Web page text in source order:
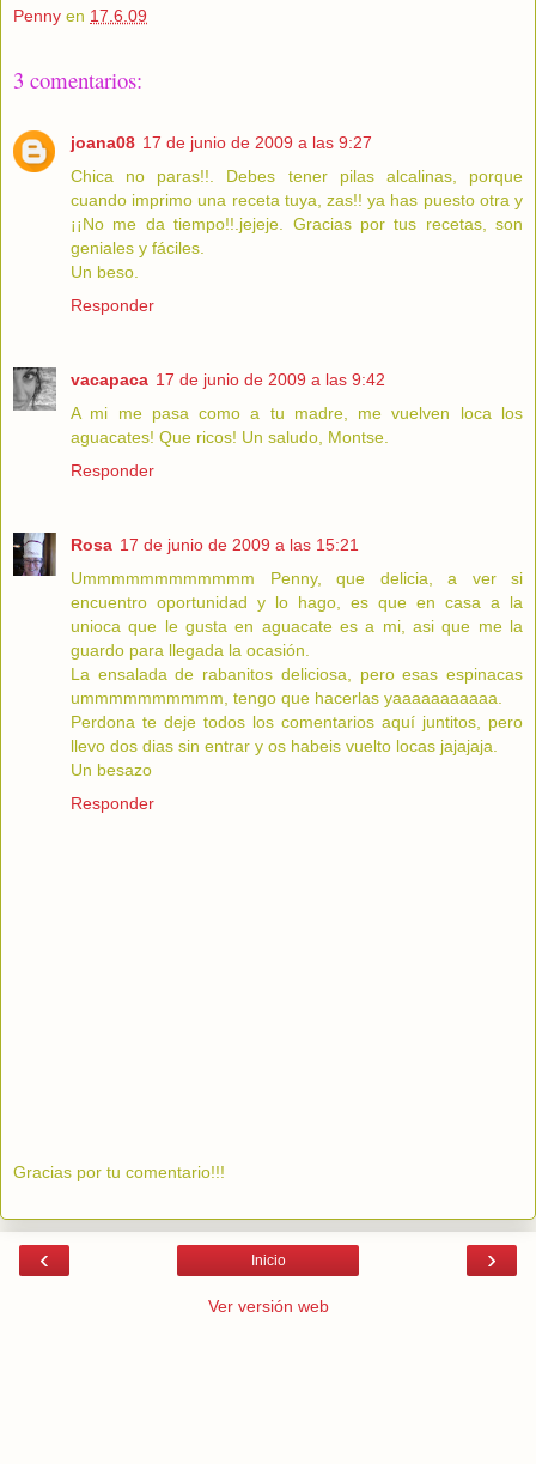
Penny en 17.6.09
3 comentarios:
joana08 17 de junio de 2009 a las 9:27
Chica no paras!!. Debes tener pilas alcalinas, porque
cuando imprimo una receta tuya, zas!! ya has puesto otra y
¡¡No me da tiempo!!.jejeje. Gracias por tus recetas, son
geniales y fáciles.
Un beso.
Responder
vacapaca 17 de junio de 2009 a las 9:42
A mi me pasa como a tu madre, me vuelven loca los
aguacates! Que ricos! Un saludo, Montse.
Responder
Rosa 17 de junio de 2009 a las 15:21
Ummmmmmmmmmmm Penny, que delicia, a ver si
encuentro oportunidad y lo hago, es que en casa a la
unioca que le gusta en aguacate es a mi, asi que me la
guardo para llegada la ocasión.
La ensalada de rabanitos deliciosa, pero esas espinacas
ummmmmmmmmm, tengo que hacerlas yaaaaaaaaaaa.
Perdona te deje todos los comentarios aquí juntitos, pero
llevo dos dias sin entrar y os habeis vuelto locas jajajaja.
Un besazo
Responder
Gracias por tu comentario!!!
‹ ›
Inicio
Ver versión web